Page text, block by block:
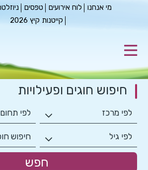
מי אנחנו לוח אירועים טפסים
קייטנות קיץ 2026
חיפוש חוגים ופעילויות